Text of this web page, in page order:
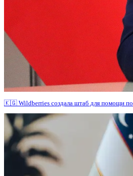
🇰🇬 Wildberries создала штаб для помощи